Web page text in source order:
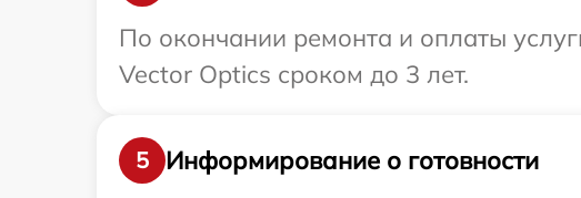
По окончании ремонта и оплаты
Vector Optics сроком до 3 лет.
5
Информирование о готовности